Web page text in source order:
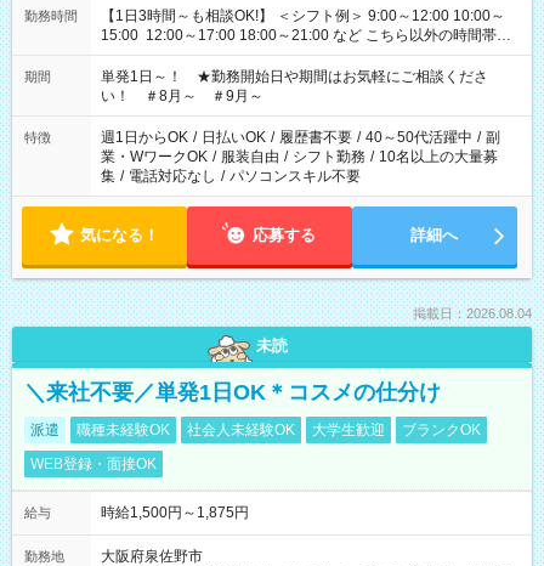
勤務時間
【1日3時間～も相談OK!】 ＜シフト例＞ 9:00～12:00 10:00～
15:00 12:00～17:00 18:00～21:00 など こちら以外の時間帯も
お気軽にご相談ください！
期間
単発1日～！ ★勤務開始日や期間はお気軽にご相談くださ
い！ ＃8月～ ＃9月～
特徴 週1日からOK / 日払いOK / 履歴書不要 / 40～50代活躍中 / 副
業・WワークOK / 服装自由 / シフト勤務 / 10名以上の大量募
集 / 電話対応なし / パソコンスキル不要
気になる！ 応募する 詳細へ
掲載日：2026.08.04
未読
＼来社不要／単発1日OK＊コスメの仕分け
派遣 職種未経験OK 社会人未経験OK 大学生歓迎
ブランクOK
WEB登録・面接OK
給与 時給1,500円～1,875円
勤務地
大阪府泉佐野市